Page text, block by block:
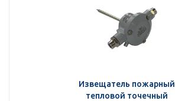
Извещатель пожарный
тепловой точечный